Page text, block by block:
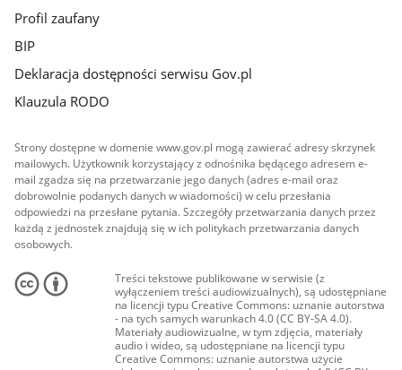
Profil zaufany
BIP
Deklaracja dostępności serwisu Gov.pl
Klauzula RODO
Strony dostępne w domenie www.gov.pl mogą zawierać adresy skrzynek
mailowych. Użytkownik korzystający z odnośnika będącego adresem e-
mail zgadza się na przetwarzanie jego danych (adres e-mail oraz
dobrowolnie podanych danych w wiadomości) w celu przesłania
odpowiedzi na przesłane pytania. Szczegóły przetwarzania danych przez
każdą z jednostek znajdują się w ich politykach przetwarzania danych
osobowych.
Treści tekstowe publikowane w serwisie (z
wyłączeniem treści audiowizualnych), są udostępniane
na licencji typu Creative Commons: uznanie autorstwa
- na tych samych warunkach 4.0 (CC BY-SA 4.0).
Materiały audiowizualne, w tym zdjęcia, materiały
audio i wideo, są udostępniane na licencji typu
Creative Commons: uznanie autorstwa użycie